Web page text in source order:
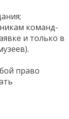
команд-
и только в
право